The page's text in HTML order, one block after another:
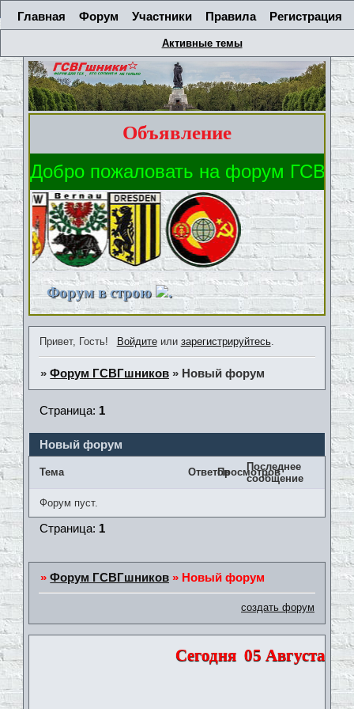
Главная Форум Участники Правила Регистрация
Активные темы
Объявление
Форум в строю .
Привет, Гость! Войдитеили зарегистрируйтесь.
»Форум ГСВГшников » Новый форум
Новый форум
Страница: 1
Тема ОтветовПросмотров
Последнее
сообщение
Форум пуст.
Страница: 1
»Форум ГСВГшников » Новый форум
создать форум
Сегодня 05 Августа